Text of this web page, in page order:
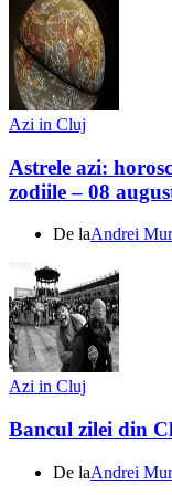
Azi in Cluj
Astrele azi:
zodiile – 08
De laAndrei
Azi in Cluj
Bancul zilei din
De laAndrei